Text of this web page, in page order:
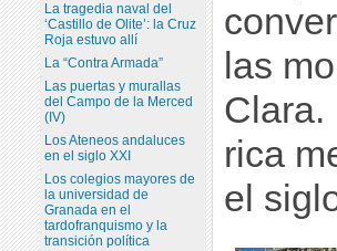
las
Clara.
rica
el
La tragedia naval del
‘Castillo de Olite’: la Cruz
Roja estuvo allí
La “Contra Armada”
Las puertas y murallas
del Campo de la Merced
(IV)
Los Ateneos andaluces
en el siglo XXI
Los colegios mayores de
la universidad de
Granada en el
tardofranquismo y la
transición política